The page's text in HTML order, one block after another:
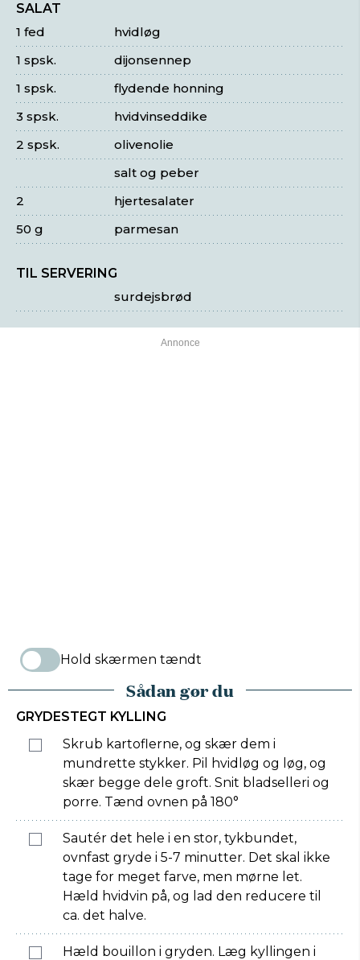
SALAT
hvidløg
1 fed
dijonsennep
1 spsk.
flydende honning
1 spsk.
hvidvinseddike
3 spsk.
olivenolie
2 spsk.
salt og peber
hjertesalater
2
parmesan
50 g
TIL SERVERING
surdejsbrød
Hold skærmen tændt
Sådan gør du
GRYDESTEGT KYLLING
Skrub kartoflerne, og skær dem i
mundrette stykker. Pil hvidløg og løg, og
skær begge dele groft. Snit bladselleri og
porre. Tænd ovnen på 180°
Sautér det hele i en stor, tykbundet,
ovnfast gryde i 5-7 minutter. Det skal ikke
tage for meget farve, men mørne let.
Hæld hvidvin på, og lad den reducere til
ca. det halve.
Hæld bouillon i gryden. Læg kyllingen i